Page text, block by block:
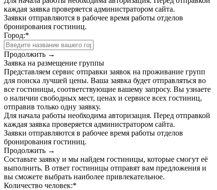
каждая заявка проверяется администратором сайта.
Заявки отправляются в рабочее время работы отделов
бронирования гостиниц.
Город:*
Продолжить →
Заявка на размещение группы
Представляем сервис отправки заявок на проживание групп
для поиска лучшей цены. Ваша заявка будет отправляться во
все гостиницы, соответствующие вашему запросу. Вы узнаете
о наличии свободных мест, ценах и сервисе всех гостиниц,
отправив только одну заявку.
Для начала работы необходима авторизация. Перед отправкой
каждая заявка проверяется администратором сайта.
Заявки отправляются в рабочее время работы отделов
бронирования гостиниц.
Продолжить →
Составьте заявку и мы найдем гостиницы, которые смогут её
выполнить. В ответ гостиницы отправят вам предложения и
вы сможете выбрать наиболее привлекательное.
Количество человек:*